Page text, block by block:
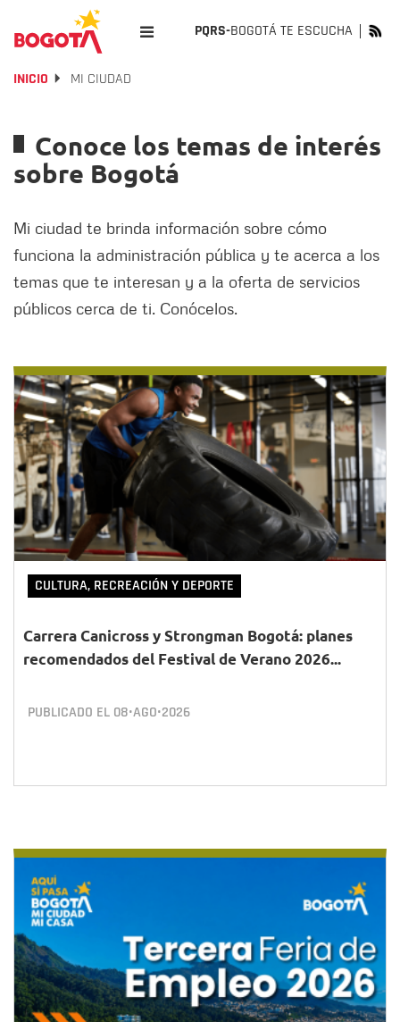
PQRS-BOGOTÁ TE ESCUCHA
INICIO MI CIUDAD
Conoce los temas de interés
sobre Bogotá
Mi ciudad te brinda información sobre cómo
funciona la administración pública y te acerca a los
temas que te interesan y a la oferta de servicios
públicos cerca de ti. Conócelos.
CULTURA, RECREACIÓN Y DEPORTE
Carrera Canicross y Strongman Bogotá: planes
recomendados del Festival de Verano 2026...
PUBLICADO EL 08•AGO•2026